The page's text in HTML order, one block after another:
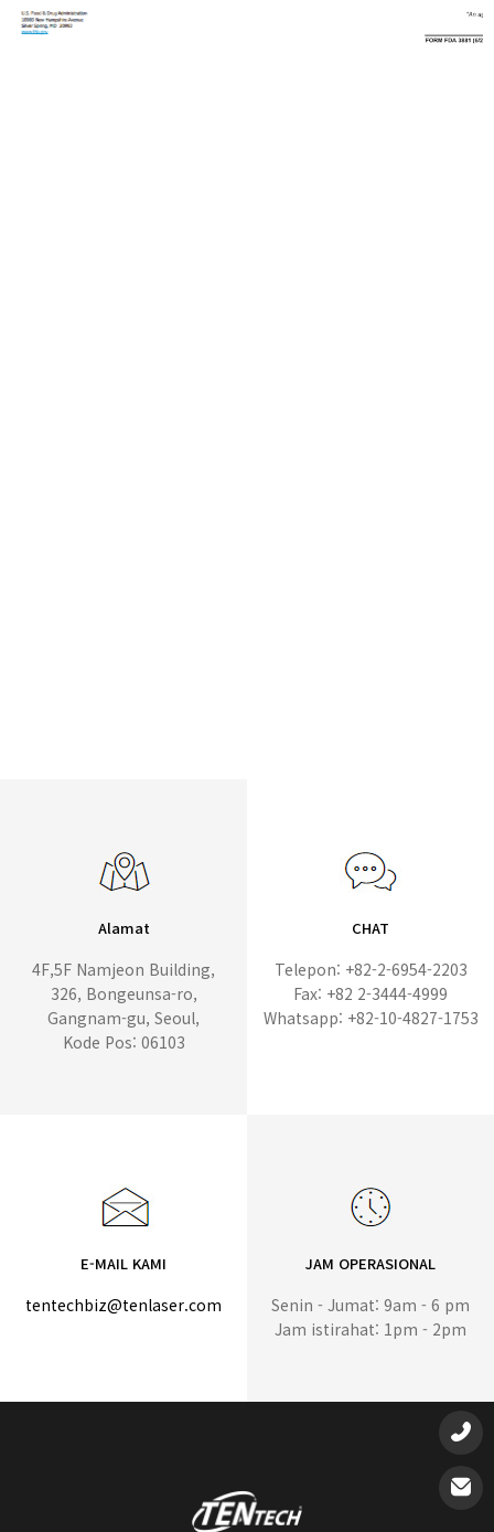
Alamat
4F,5F Namjeon Building,
326, Bongeunsa-ro,
Gangnam-gu, Seoul,
Kode Pos: 06103
CHAT
Telepon: +82-2-6954-2203
Fax: +82 2-3444-4999
Whatsapp: +82-10-4827-1753
E-MAIL KAMI
tentechbiz@tenlaser.com
JAM OPERASIONAL
Senin - Jumat: 9am - 6 pm
Jam istirahat: 1pm - 2pm